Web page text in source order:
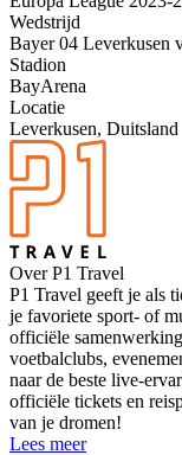
Wedstrijd
Bayer 04 Leverkusen
Stadion
BayArena
Locatie
Leverkusen, Duitsland
Over P1 Travel
P1 Travel geeft je als
je favoriete sport- of
officiële
voetbalclubs,
naar de beste live-
officiële tickets en
van je dromen!
Lees meer